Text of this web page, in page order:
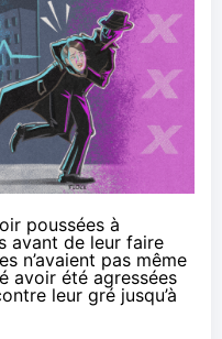
poussées à
avant de leur faire
n’avaient pas même
avoir été agressées
leur gré jusqu’à